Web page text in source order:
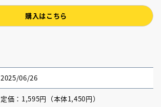
購入はこちら
2025/06/26
定価：1,595円（本体1,450円）